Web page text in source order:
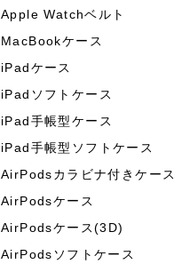
Apple Watchベルト
MacBookケース
iPadケース
iPadソフトケース
iPad手帳型ケース
iPad手帳型ソフトケース
AirPodsカラビナ付きケース
AirPodsケース
AirPodsケース(3D)
AirPodsソフトケース